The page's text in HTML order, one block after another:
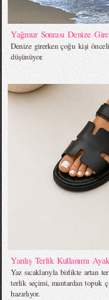
Yağmur Sonrası Denize
Denize girerken çoğu kişi
düşünüyor.
Yanlış Terlik Kullanımı
Yaz sıcaklarıyla birlikte artan
terlik seçimi, mantardan topuk
hazırlıyor.